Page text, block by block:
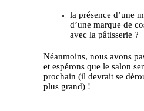
la présence d’une
d’une marque de
avec la pâtisserie ?
Néanmoins, nous avons
et espérons que le salon
prochain (il devrait se
plus grand) !